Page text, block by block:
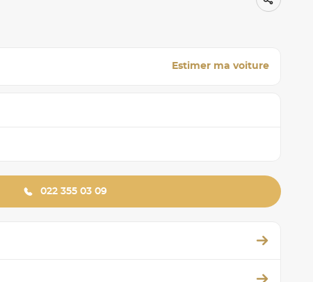
Estimer ma voiture
022 355 03 09